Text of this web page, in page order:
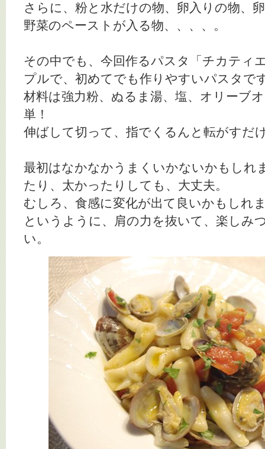
さらに、粉と水だけの物、卵入りの物、
野菜のペーストが入る物、、、、。
その中でも、今回作るパスタ「チカティ
プルで、初めてでも作りやすいパスタで
材料は強力粉、ぬるま湯、塩、オリーブ
単！
伸ばして切って、指でくるんと転がすだ
最初はなかなかうまくいかないかもしれ
たり、太かったりしても、大丈夫。
むしろ、食感に変化が出て良いかもしれ
というように、肩の力を抜いて、楽しみ
い。